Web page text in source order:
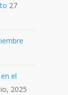
27
el
2025